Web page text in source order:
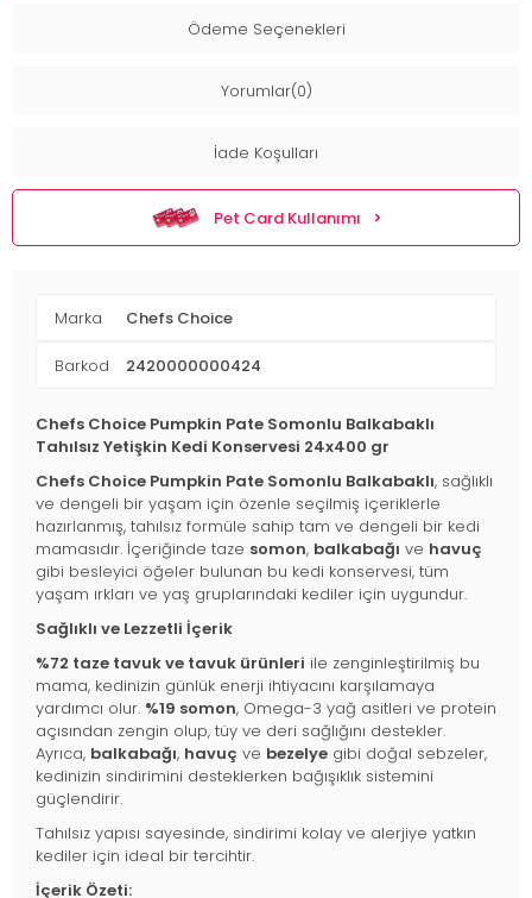
Ödeme Seçenekleri
Yorumlar(0)
İade Koşulları
Pet Card Kullanımı
Marka Chefs Choice
Barkod 2420000000424
Chefs Choice Pumpkin Pate Somonlu Balkabaklı
Tahılsız Yetişkin Kedi Konservesi 24x400 gr
Chefs Choice Pumpkin Pate Somonlu Balkabaklı, sağlıklı
ve dengeli bir yaşam için özenle seçilmiş içeriklerle
hazırlanmış, tahılsız formüle sahip tam ve dengeli bir kedi
mamasıdır. İçeriğinde taze somon, balkabağı ve havuç
gibi besleyici öğeler bulunan bu kedi konservesi, tüm
yaşam ırkları ve yaş gruplarındaki kediler için uygundur.
Sağlıklı ve Lezzetli İçerik
%72 taze tavuk ve tavuk ürünleri ile zenginleştirilmiş bu
mama, kedinizin günlük enerji ihtiyacını karşılamaya
yardımcı olur. %19 somon, Omega-3 yağ asitleri ve protein
açısından zengin olup, tüy ve deri sağlığını destekler.
Ayrıca, balkabağı, havuç ve bezelye gibi doğal sebzeler,
kedinizin sindirimini desteklerken bağışıklık sistemini
güçlendirir.
Tahılsız yapısı sayesinde, sindirimi kolay ve alerjiye yatkın
kediler için ideal bir tercihtir.
İçerik Özeti: